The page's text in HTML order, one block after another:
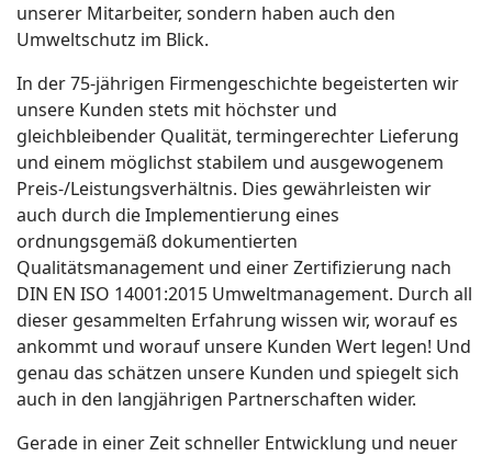
unserer Mitarbeiter, sondern haben auch den
Umweltschutz im Blick.
In der 75-jährigen Firmengeschichte begeisterten wir
unsere Kunden stets mit höchster und
gleichbleibender Qualität, termingerechter Lieferung
und einem möglichst stabilem und ausgewogenem
Preis-/Leistungsverhältnis. Dies gewährleisten wir
auch durch die Implementierung eines
ordnungsgemäß dokumentierten
Qualitätsmanagement und einer Zertifizierung nach
DIN EN ISO 14001:2015 Umweltmanagement. Durch all
dieser gesammelten Erfahrung wissen wir, worauf es
ankommt und worauf unsere Kunden Wert legen! Und
genau das schätzen unsere Kunden und spiegelt sich
auch in den langjährigen Partnerschaften wider.
Gerade in einer Zeit schneller Entwicklung und neuer